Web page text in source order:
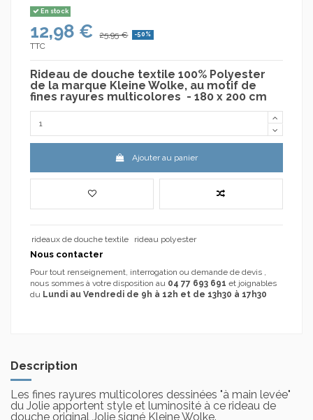
En stock
12,98 € 25,95 € -50%
TTC
Rideau de douche textile 100% Polyester
de la marque Kleine Wolke, au motif de
fines rayures multicolores - 180 x 200 cm
Ajouter au panier
rideaux de douche textile rideau polyester
Nous contacter
Pour tout renseignement, interrogation ou demande de devis ,
nous sommes à votre disposition au 04 77 693 691 et joignables
du Lundi au Vendredi de 9h à 12h et de 13h30 à 17h30
Description
Les fines rayures multicolores dessinées "à main levée"
du Jolie apportent style et luminosité à ce rideau de
douche original Jolie signé Kleine Wolke.